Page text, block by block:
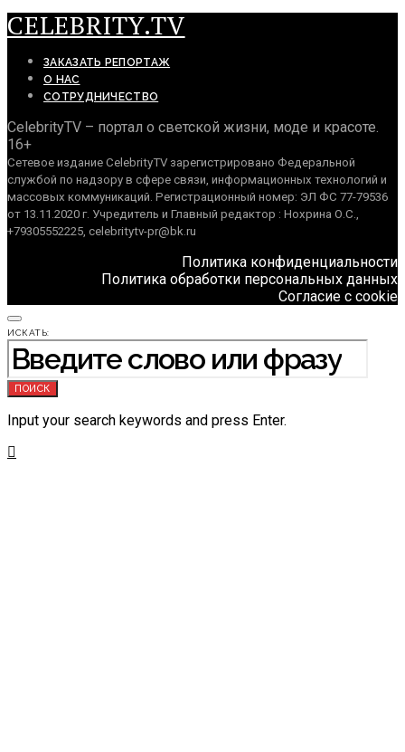
CELEBRITY.TV
ЗАКАЗАТЬ РЕПОРТАЖ
О НАС
СОТРУДНИЧЕСТВО
CelebrityTV – портал о светской жизни, моде и красоте.
16+
Сетевое издание CelebrityTV зарегистрировано Федеральной
службой по надзору в сфере связи, информационных технологий и
массовых коммуникаций. Регистрационный номер: ЭЛ ФС 77-79536
от 13.11.2020 г. Учредитель и Главный редактор : Нохрина О.С.,
+79305552225, celebritytv-pr@bk.ru
Политика конфиденциальности
Политика обработки персональных данных
Согласие с cookie
ИСКАТЬ:
ПОИСК
Input your search keywords and press Enter.